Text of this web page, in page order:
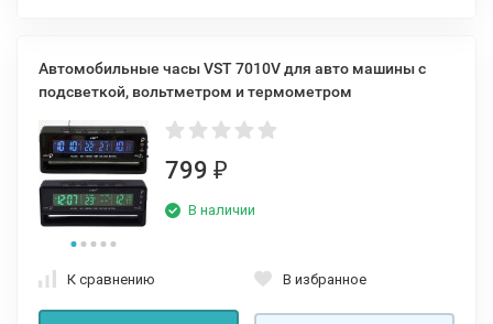
Автомобильные часы VST 7010V для авто машины с
подсветкой, вольтметром и термометром
799 ₽
В наличии
К сравнению В избранное